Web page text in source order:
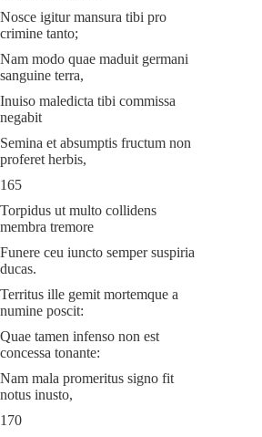
Nosce igitur mansura tibi pro
crimine tanto;
Nam modo quae maduit germani
sanguine terra,
Inuiso maledicta tibi commissa
negabit
Semina et absumptis fructum non
proferet herbis,
165
Torpidus ut multo collidens
membra tremore
Funere ceu iuncto semper suspiria
ducas.
Territus ille gemit mortemque a
numine poscit:
Quae tamen infenso non est
concessa tonante:
Nam mala promeritus signo fit
notus inusto,
170